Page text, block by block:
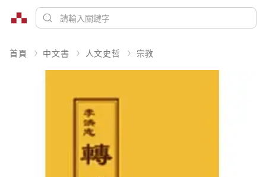
首頁 中文書 人文史哲 宗教